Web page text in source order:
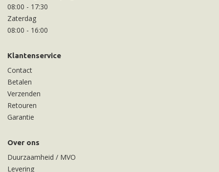
08:00 - 17:30
Zaterdag
08:00 - 16:00
Klantenservice
Contact
Betalen
Verzenden
Retouren
Garantie
Over ons
Duurzaamheid / MVO
Levering